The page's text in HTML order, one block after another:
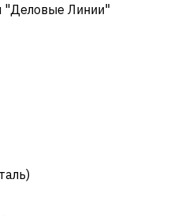
"Деловые Линии"